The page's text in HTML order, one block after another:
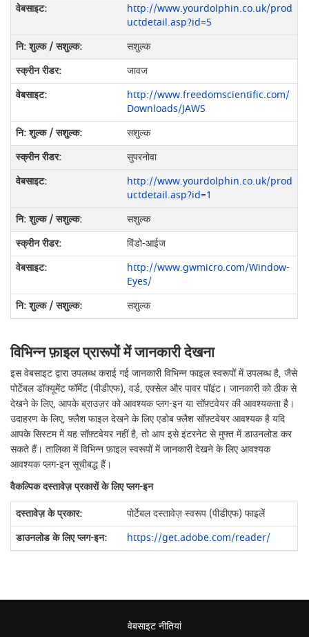
http://www.yourdolphin.co.uk/prod
uctdetail.asp?id=5
सशुल्क
जावज
http://www.freedomscientific.com/
Downloads/JAWS
सशुल्क
सुपरनोवा
http://www.yourdolphin.co.uk/prod
uctdetail.asp?id=1
सशुल्क
विंडो-आईज
http://www.gwmicro.com/Window-
Eyes/
सशुल्क
विभिन्न फ़ाइल प्रारूपों में जानकारी देखना
इस वेबसाइट द्वारा उपलब्ध कराई गई जानकारी विभिन्न फाइल स्वरूपों में उपलब्ध है, जैसे
पोर्टेबल डॉक्यूमेंट फॉर्मेट (पीडीएफ), वर्ड, एक्सेल और पावर पॉइंट। जानकारी को ठीक से
देखने के लिए, आपके ब्राउज़र को आवश्यक प्लग-इन या सॉफ़्टवेयर की आवश्यकता है।
उदाहरण के लिए, फ़्लैश फाइल देखने के लिए एडोब फ़्लैश सॉफ़्टवेयर आवश्यक है यदि
आपके सिस्टम में यह सॉफ़्टवेयर नहीं है, तो आप इसे इंटरनेट से मुफ्त में डाउनलोड कर
सकते हैं। तालिका में विभिन्न फ़ाइल स्वरूपों में जानकारी देखने के लिए आवश्यक
आवश्यक प्लग-इन सूचीबद्ध हैं।
वैकल्पिक दस्तावेज़ प्रकारों के लिए प्लग-इन
पोर्टेबल दस्तावेज़ स्वरूप (पीडीएफ) फाइलें
https://get.adobe.com/reader/
वेबसाइट नीतियां